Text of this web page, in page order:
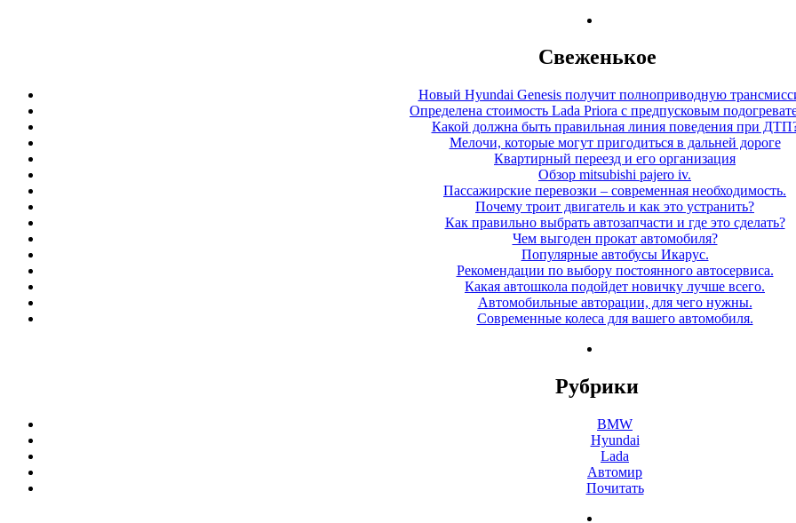
Свеженькое
Новый Hyundai Genesis получит полноприводную
Определена стоимость Lada Priora с предпусковым
Какой должна быть правильная линия поведения при
Мелочи, которые могут пригодиться в дальней дороге
Квартирный переезд и его организация
Обзор mitsubishi pajero iv.
Пассажирские перевозки – современная необходимость.
Почему троит двигатель и как это устранить?
Как правильно выбрать автозапчасти и где это сделать?
Чем выгоден прокат автомобиля?
Популярные автобусы Икарус.
Рекомендации по выбору постоянного автосервиса.
Какая автошкола подойдет новичку лучше всего.
Автомобильные авторации, для чего нужны.
Современные колеса для вашего автомобиля.
Рубрики
BMW
Hyundai
Lada
Автомир
Почитать